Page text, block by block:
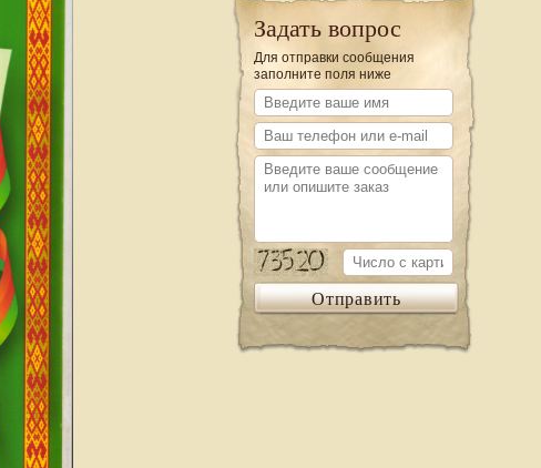
Задать вопрос
Для отправки сообщения
заполните поля ниже